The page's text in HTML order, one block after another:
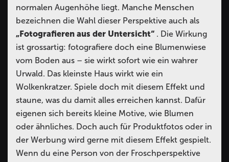
normalen Augenhöhe liegt. Manche Menschen
bezeichnen die Wahl dieser Perspektive auch als
„Fotografieren aus der Untersicht“ . Die Wirkung
ist grossartig: fotografiere doch eine Blumenwiese
vom Boden aus – sie wirkt sofort wie ein wahrer
Urwald. Das kleinste Haus wirkt wie ein
Wolkenkratzer. Spiele doch mit diesem Effekt und
staune, was du damit alles erreichen kannst. Dafür
eigenen sich bereits kleine Motive, wie Blumen
oder ähnliches. Doch auch für Produktfotos oder in
der Werbung wird gerne mit diesem Effekt gespielt.
Wenn du eine Person von der Froschperspektive